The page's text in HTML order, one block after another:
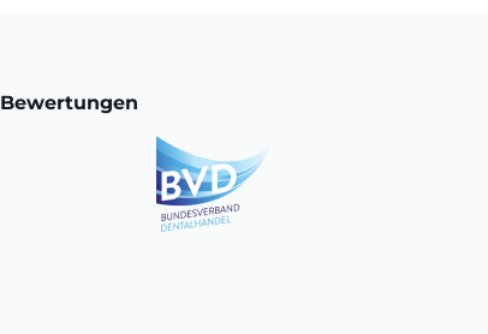
Bewertungen